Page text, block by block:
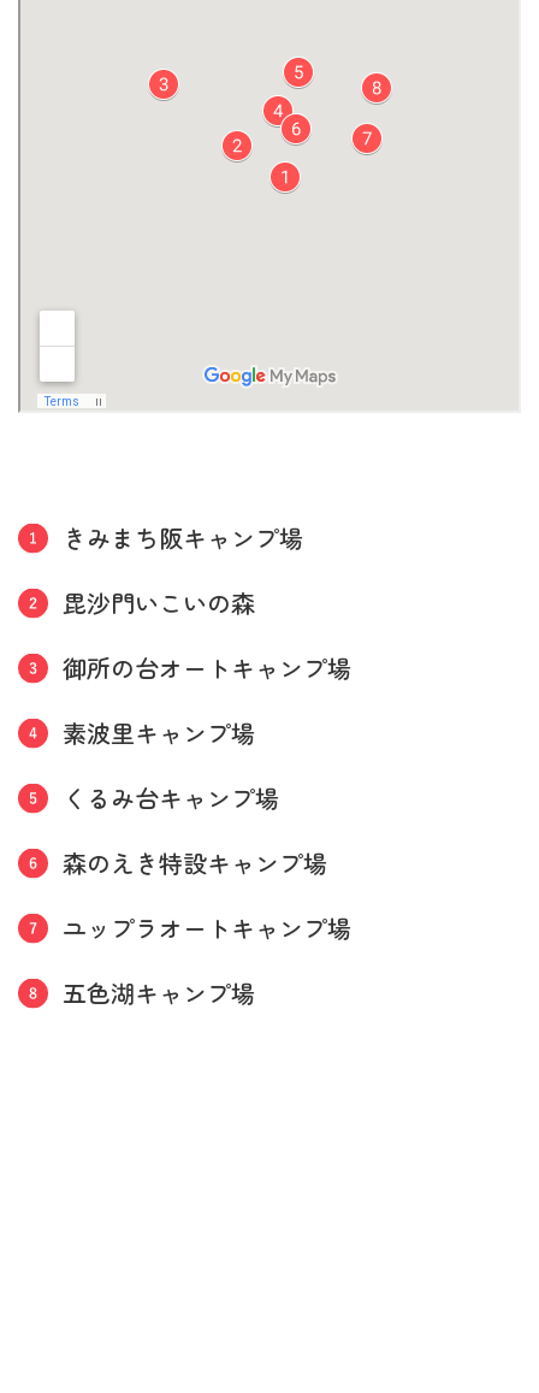
きみまち阪キャンプ場
毘沙門いこいの森
御所の台オートキャンプ場
素波里キャンプ場
くるみ台キャンプ場
森のえき特設キャンプ場
ユップラオートキャンプ場
五色湖キャンプ場